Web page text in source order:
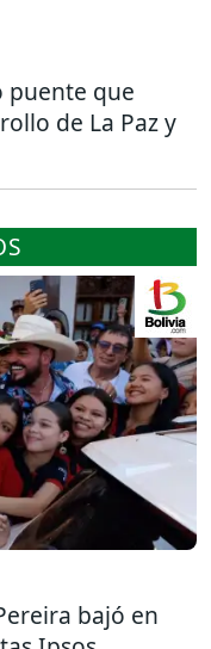
puente que
de La Paz y
bajó en